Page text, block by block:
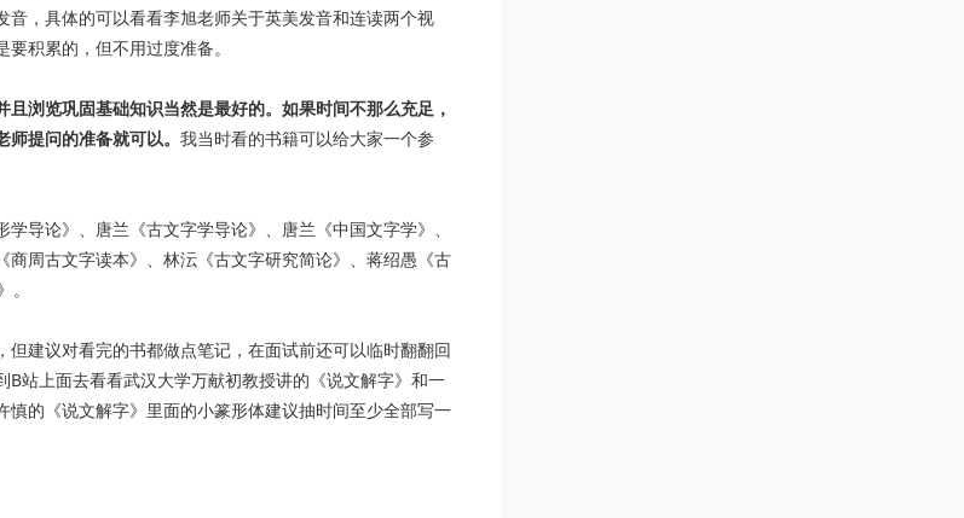
，具体的可以看看李旭老师关于英美发音和连读两个视
积累的，但不用过度准备。
浏览巩固基础知识当然是最好的。如果时间不那么充足，
提问的准备就可以。 我当时看的书籍可以给大家一个参
导论》、唐兰《古文字学导论》、唐兰《中国文字学》、
周古文字读本》、林沄《古文字研究简论》、蒋绍愚《古
建议对看完的书都做点笔记，在面试前还可以临时翻翻回
站上面去看看武汉大学万献初教授讲的《说文解字》和一
的《说文解字》里面的小篆形体建议抽时间至少全部写一